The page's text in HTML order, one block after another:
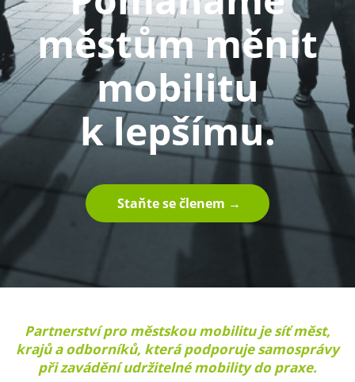
městům měnit
mobilitu
k lepšímu.
Staňte se členem →
Partnerství pro městskou mobilitu je síť měst,
krajů a odborníků, která podporuje samosprávy
při zavádění udržitelné mobility do praxe.